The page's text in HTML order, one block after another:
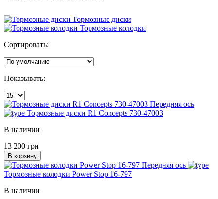
Тормозные диски
Тормозные колодки
Сортировать:
Показывать:
Передняя ось
Тормозные диски R1 Concepts 730-47003
В наличии
13 200 грн
В корзину
Передняя ось
Тормозные колодки Power Stop 16-797
В наличии